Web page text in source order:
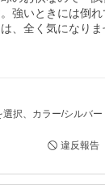
強いときには倒
、全く気になり
択、カラー/シルバー
違反報告